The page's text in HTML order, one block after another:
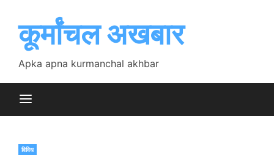
contentकूर्मांचल अखबार
Apka apna kurmanchal akhbar
विविध